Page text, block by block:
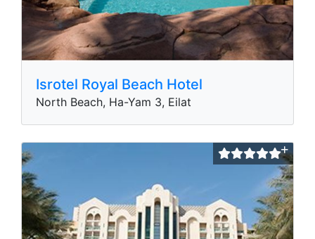
Isrotel Royal Beach Hotel
North Beach, Ha-Yam 3, Eilat